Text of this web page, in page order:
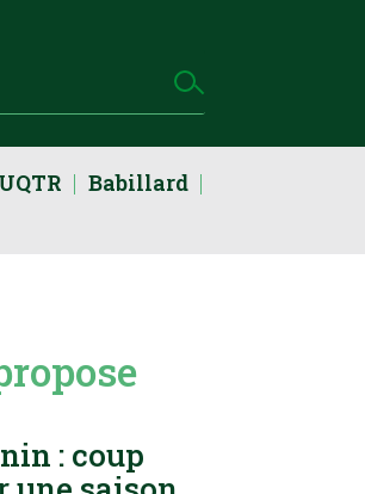
UQTR
Babillard
: coup